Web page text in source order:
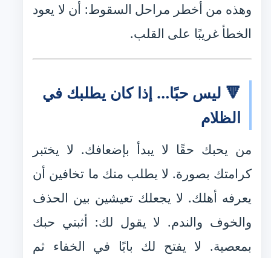
وهذه من أخطر مراحل السقوط: أن لا يعود
الخطأ غريبًا على القلب.
🔻 ليس حبًا… إذا كان يطلبك في
الظلام
من يحبك حقًا لا يبدأ بإضعافك. لا يختبر
كرامتك بصورة. لا يطلب منك ما تخافين أن
يعرفه أهلك. لا يجعلك تعيشين بين الحذف
والخوف والندم. لا يقول لك: أثبتي حبك
بمعصية. لا يفتح لك بابًا في الخفاء ثم